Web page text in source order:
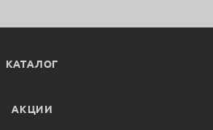
КАТАЛОГ
АКЦИИ